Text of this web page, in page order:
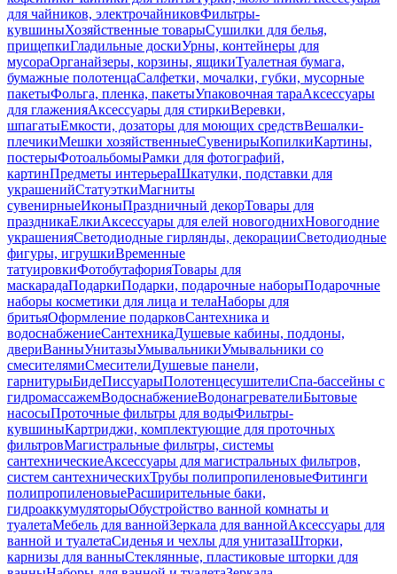
для чайников, электрочайниковФильтры-
кувшиныХозяйственные товарыСушилки для белья,
прищепкиГладильные доскиУрны, контейнеры для
мусораОрганайзеры, корзины, ящикиТуалетная бумага,
бумажные полотенцаСалфетки, мочалки, губки, мусорные
пакетыФольга, пленка, пакетыУпаковочная тараАксессуары
для глаженияАксессуары для стиркиВеревки,
шпагатыЕмкости, дозаторы для моющих средствВешалки-
плечикиМешки хозяйственныеСувенирыКопилкиКартины,
постерыФотоальбомыРамки для фотографий,
картинПредметы интерьераШкатулки, подставки для
украшенийСтатуэткиМагниты
сувенирныеИконыПраздничный декорТовары для
праздникаЕлкиАксессуары для елей новогоднихНовогодние
украшенияСветодиодные гирлянды, декорацииСветодиодные
фигуры, игрушкиВременные
татуировкиФотобутафорияТовары для
маскарадаПодаркиПодарки, подарочные наборыПодарочные
наборы косметики для лица и телаНаборы для
бритьяОформление подарковСантехника и
водоснабжениеСантехникаДушевые кабины, поддоны,
двериВанныУнитазыУмывальникиУмывальники со
смесителямиСмесителиДушевые панели,
гарнитурыБидеПиссуарыПолотенцесушителиСпа-бассейны с
гидромассажемВодоснабжениеВодонагревателиБытовые
насосыПроточные фильтры для водыФильтры-
кувшиныКартриджи, комплектующие для проточных
фильтровМагистральные фильтры, системы
сантехническиеАксессуары для магистральных фильтров,
систем сантехническихТрубы полипропиленовыеФитинги
полипропиленовыеРасширительные баки,
гидроаккумуляторыОбустройство ванной комнаты и
туалетаМебель для ваннойЗеркала для ваннойАксессуары для
ванной и туалетаСиденья и чехлы для унитазаШторки,
карнизы для ванныСтеклянные, пластиковые шторки для